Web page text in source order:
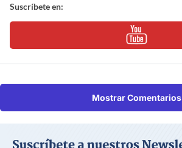
Suscríbete en:
Mostrar Comentarios